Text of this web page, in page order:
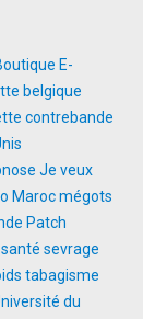
E-
belgique
contrebande
Je veux
Marocmégots
Patch
santé sevrage
tabagisme
du